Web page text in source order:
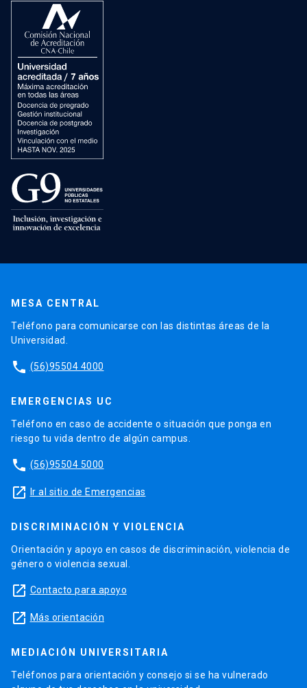
MESA CENTRAL
Teléfono para comunicarse con las distintas áreas de la
Universidad.
phone (56)95504 4000
EMERGENCIAS UC
Teléfono en caso de accidente o situación que ponga en
riesgo tu vida dentro de algún campus.
phone (56)95504 5000
launch Ir al sitio de Emergencias
DISCRIMINACIÓN Y VIOLENCIA
Orientación y apoyo en casos de discriminación, violencia de
género o violencia sexual.
launch Contacto para apoyo
launch Más orientación
MEDIACIÓN UNIVERSITARIA
Teléfonos para orientación y consejo si se ha vulnerado